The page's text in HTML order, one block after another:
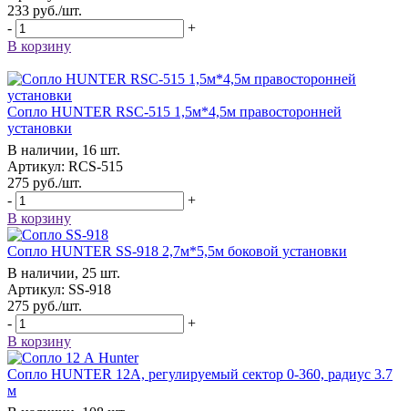
233 руб./шт.
-
+
В корзину
Сопло HUNTER RSC-515 1,5м*4,5м правосторонней
установки
В наличии, 16 шт.
Артикул: RCS-515
275 руб./шт.
-
+
В корзину
Сопло HUNTER SS-918 2,7м*5,5м боковой установки
В наличии, 25 шт.
Артикул: SS-918
275 руб./шт.
-
+
В корзину
Сопло HUNTER 12А, регулируемый сектор 0-360, радиус 3.7
м